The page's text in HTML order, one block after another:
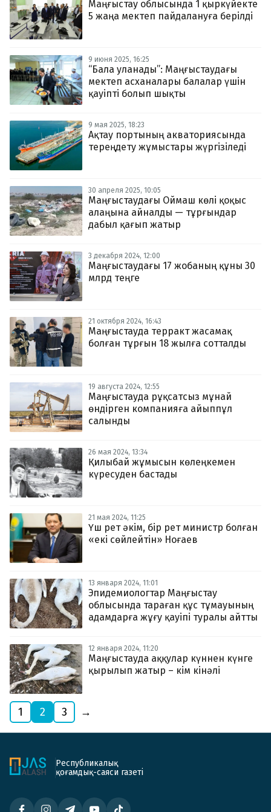
Маңғыстау облысында 1 қыркүйекте
5 жаңа мектеп пайдалануға берілді
9 июня 2025, 16:25
“Бала уланады”: Маңғыстаудағы
мектеп асханалары балалар үшін
қауіпті болып шықты
9 мая 2025, 18:23
Ақтау портының акваториясында
тереңдету жұмыстары жүргізіледі
30 апреля 2025, 10:05
Маңғыстаудағы Оймаш көлі қоқыс
алаңына айналды — тұрғындар
дабыл қағып жатыр
3 декабря 2024, 12:00
Маңғыстаудағы 17 жобаның құны 30
млрд теңге
21 октября 2024, 16:43
Маңғыстауда терракт жасамақ
болған тұрғын 18 жылға сотталды
19 августа 2024, 12:55
Маңғыстауда рұқсатсыз мұнай
өндірген компанияға айыппұл
салынды
26 мая 2024, 13:34
Қилыбай жұмысын көлеңкемен
күресуден бастады
21 мая 2024, 11:25
Үш рет әкім, бір рет министр болған
«екі сөйлейтін» Ноғаев
13 января 2024, 11:01
Эпидемиологтар Маңғыстау
облысында тараған құс тұмауының
адамдарға жұғу қауіпі туралы айтты
12 января 2024, 11:20
Маңғыстауда аққулар күннен күнге
қырылып жатыр – кім кінәлі
1 2 3 →
Республикалық
қоғамдық-саяси газеті